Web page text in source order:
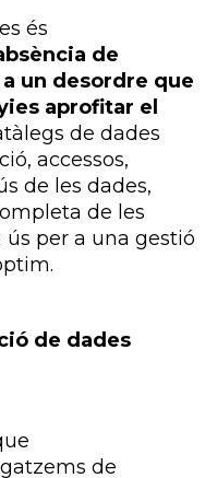
és
de
un desordre que
aprofitar el
de dades
accessos,
de les dades,
de les
per a una gestió
de dades
de